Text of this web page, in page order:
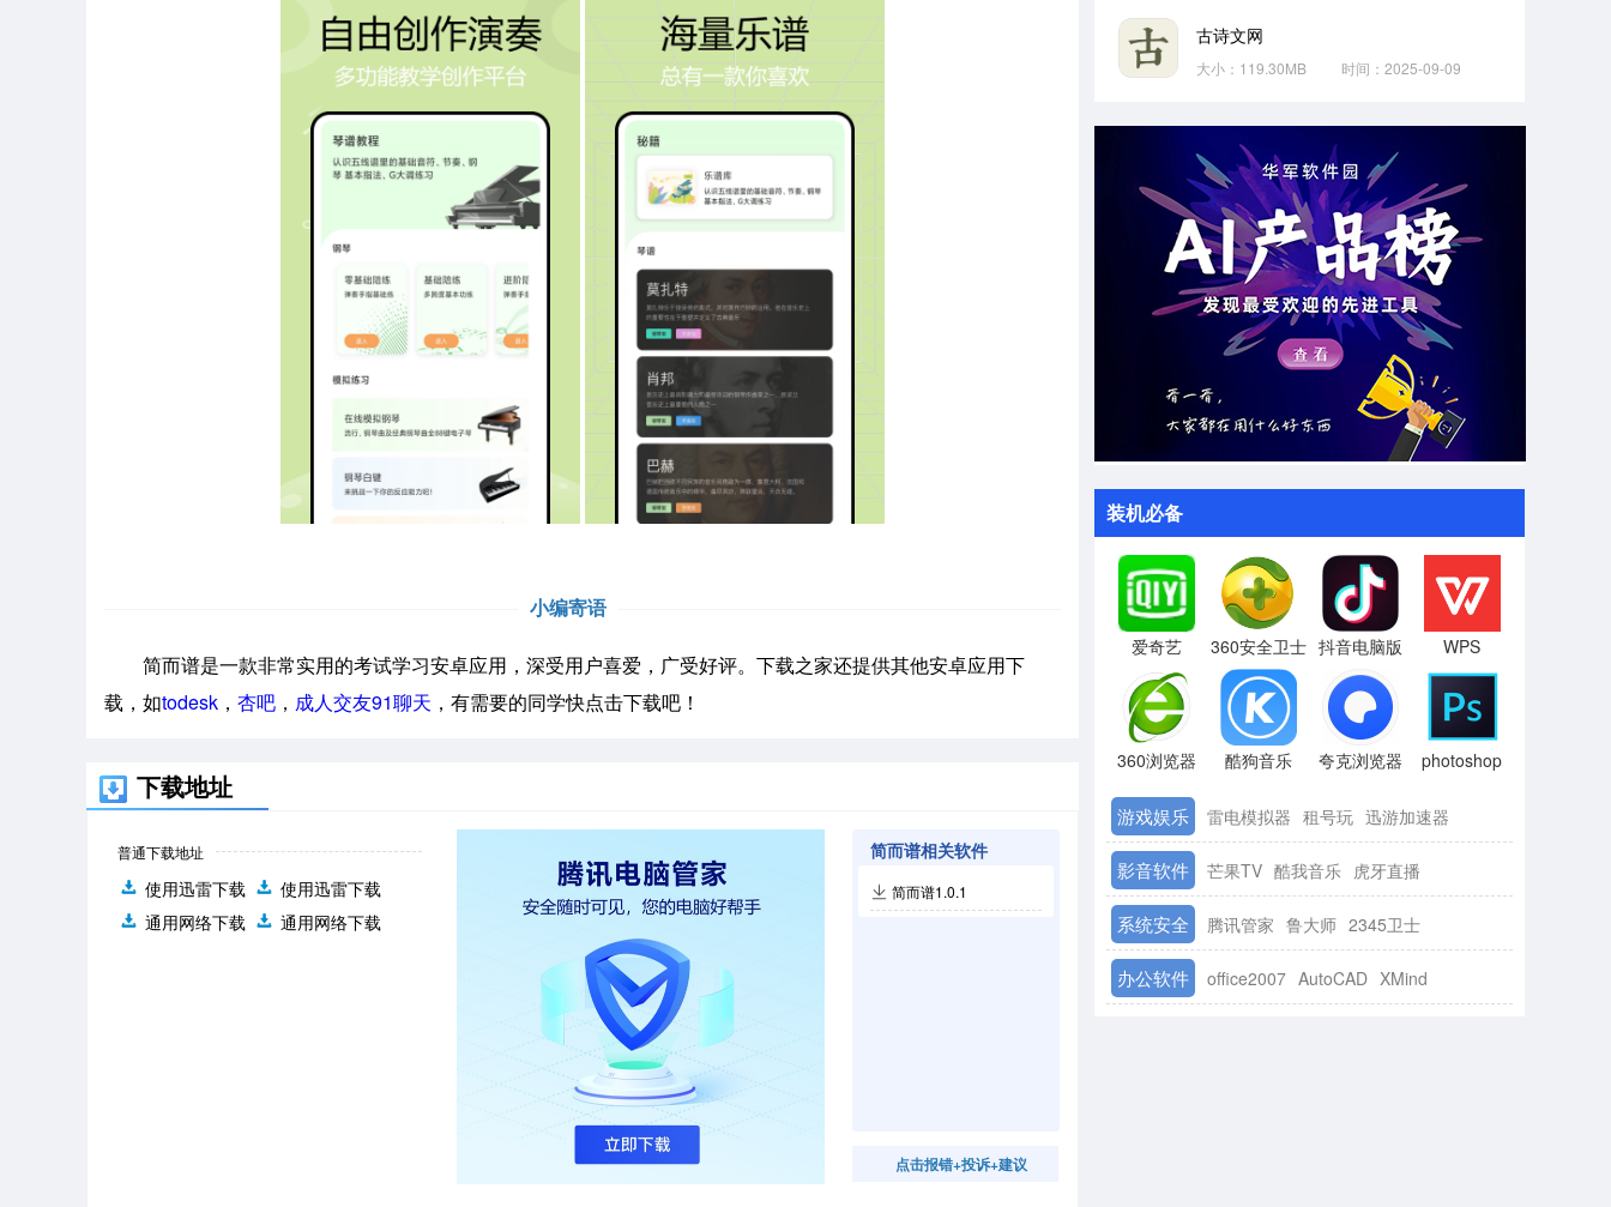
小编寄语
简而谱是一款非常实用的考试学习安卓应用，深受用户喜爱，广受好评。下载之家还提供其他安卓应用下
载，如todesk ， 杏吧 ， 成人交友91聊天 ，有需要的同学快点击下载吧！
下载地址
普通下载地址
使用迅雷下载
使用迅雷下载
通用网络下载
通用网络下载
简而谱相关软件
简而谱1.0.1
点击报错+投诉+建议
古诗文网
大小：119.30MB 时间：2025-09-09
装机必备
爱奇艺 360安全卫士 抖音电脑版 WPS
360浏览器 酷狗音乐 夸克浏览器 photoshop
游戏娱乐 雷电模拟器 租号玩 迅游加速器
影音软件 芒果TV 酷我音乐 虎牙直播
系统安全 腾讯管家 鲁大师 2345卫士
办公软件 office2007 AutoCAD XMind